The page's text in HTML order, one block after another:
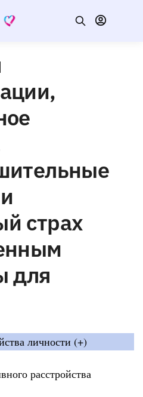
страх
для
личности (+)
расстройства